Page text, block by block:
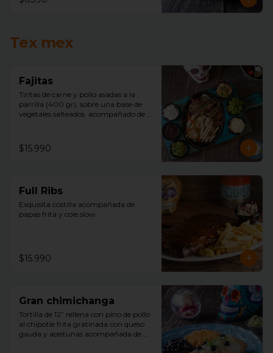
Tex mex
Fajitas
Tiritas de carne y pollo asadas a la
parrilla (400 gr), sobre una base de
vegetales salteados  acompañado de
queso, guacamole y tortillas de trigo.
$15.990
Full Ribs
Exquisita costilla acompañada de
papas frita y cole slow
$15.990
Gran chimichanga
Tortilla de 12” rellena con pino de pollo
al chipotle frita gratinada con queso
gauda y aceitunas acompañada de